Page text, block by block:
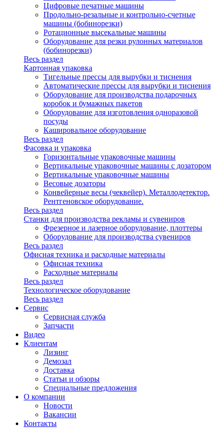
Цифровые печатные машины
Продольно-резальные и контрольно-счетные
машины (бобинорезки)
Ротационные высекальные машины
Оборудование для резки рулонных материалов
(бобинорезки)
Весь раздел
Картонная упаковка
Тигельные прессы для вырубки и тиснения
Автоматические прессы для вырубки и тиснения
Оборудование для производства подарочных
коробок и бумажных пакетов
Оборудование для изготовления одноразовой
посуды
Кашировальное оборудование
Весь раздел
Фасовка и упаковка
Горизонтальные упаковочные машины
Вертикальные упаковочные машины с дозатором
Вертикальные упаковочные машины
Весовые дозаторы
Конвейерные весы (чеквейер). Металлодетектор.
Рентгеновское оборудование.
Весь раздел
Станки для производства рекламы и сувениров
Фрезерное и лазерное оборудование, плоттеры
Оборудование для производства сувениров
Весь раздел
Офисная техника и расходные материалы
Офисная техника
Расходные материалы
Весь раздел
Технологическое оборудование
Весь раздел
Сервис
Сервисная служба
Запчасти
Видео
Клиентам
Лизинг
Демозал
Доставка
Статьи и обзоры
Специальные предложения
О компании
Новости
Вакансии
Контакты